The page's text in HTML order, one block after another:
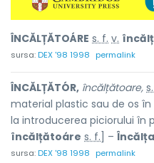
ÎNCĂLȚĂTOÁRE s. f. v.
sursa:DEX '98 1998 permalink
ÎNCĂLȚĂTÓR, încălțătoare,
material plastic sau de os
la introducerea piciorului în
încălțătoáre s. f. ] – Încălța
sursa:DEX '98 1998 permalink